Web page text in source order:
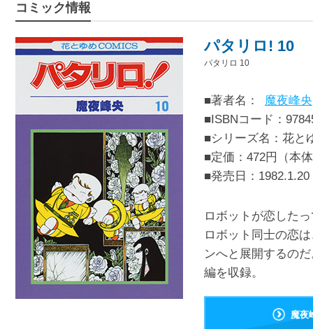
コミック情報
パタリロ! 10
パタリロ 10
■著者名：
魔夜峰央
■ISBNコード：
■シリーズ名：花と
■定価：472円（本
■発売日： 1982.1.20
ロボットが恋した
ロボット同士の恋
ンへと展開するの
編を収録。
魔夜